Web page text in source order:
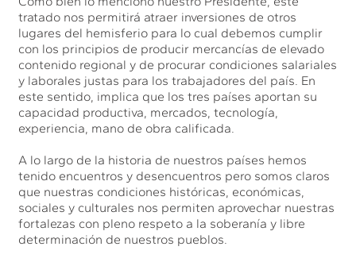
tratado nos permitirá atraer inversiones de otros
lugares del hemisferio para lo cual debemos cumplir
con los principios de producir mercancías de elevado
contenido regional y de procurar condiciones salariales
y laborales justas para los trabajadores del país. En
este sentido, implica que los tres países aportan su
capacidad productiva, mercados, tecnología,
experiencia, mano de obra calificada.
A lo largo de la historia de nuestros países hemos
tenido encuentros y desencuentros pero somos claros
que nuestras condiciones históricas, económicas,
sociales y culturales nos permiten aprovechar nuestras
fortalezas con pleno respeto a la soberanía y libre
determinación de nuestros pueblos.